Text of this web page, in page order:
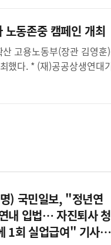
동존중 캠페인 개최
익재단
(이사장 주완),
) 국민일보, "정년연
내 입법… 자진퇴사 청
1회 실업급여" 기사관